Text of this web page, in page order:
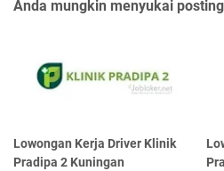
Anda mungkin menyukai
Lowongan Kerja Driver Klinik
Pradipa 2 Kuningan